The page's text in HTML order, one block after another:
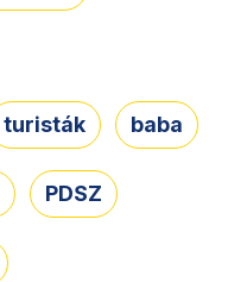
turisták baba
PDSZ